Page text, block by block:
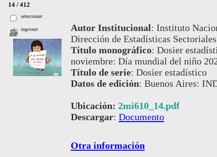
14 / 412
seleccionar
imprimir Autor Institucional: Instituto
Dirección de Estadísticas
Título monográfico: Dosier
noviembre: Día mundial del niño
Título de serie: Dosier estadístico
Datos de edición: Buenos Aires:
Ubicación: 2mi610_14.pdf
Descargar: Documento
Otra información